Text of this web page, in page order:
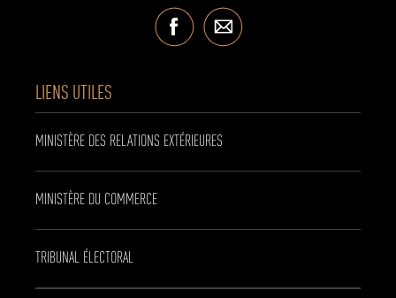
LIENS UTILES
MINISTÈRE DES RELATIONS EXTÉRIEURES
MINISTÈRE DU COMMERCE
TRIBUNAL ÉLECTORAL